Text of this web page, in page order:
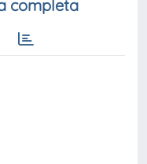
completa